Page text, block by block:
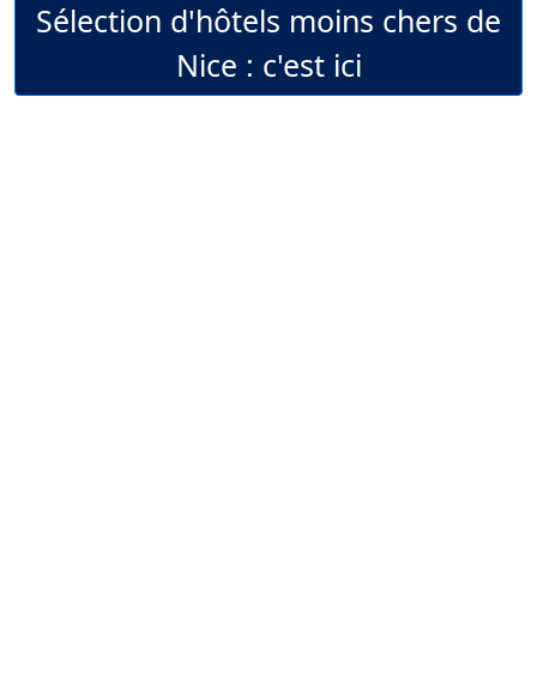
Sélection d'hôtels moins chers de
Nice : c'est ici